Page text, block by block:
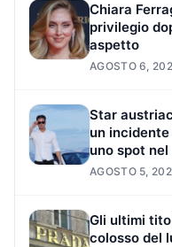
Chiara
privilegio
aspetto
AGOSTO 6,
Star
un
uno spot
AGOSTO 5,
Gli ultimi
colosso del